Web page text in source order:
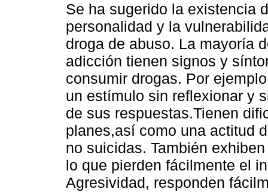
Se ha sugerido la existencia
personalidad y la
droga de abuso. La mayoría
adicción tienen signos y
consumir drogas. Por
un estímulo sin reflexionar y
de sus respuestas.Tienen
planes,así como una actitud
no suicidas. También
lo que pierden fácilmente el
Agresividad, responden